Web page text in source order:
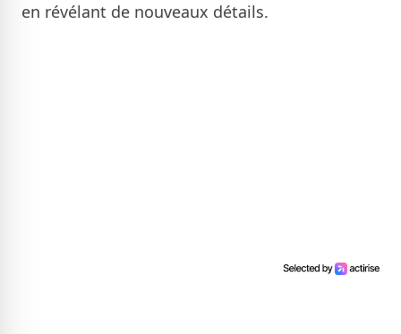
en révélant de nouveaux détails.